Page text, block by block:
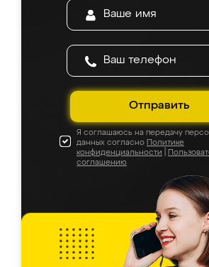
Отправить
Я соглашаюсь на передачу
данных согласно Политике
конфиденциальности
соглашению